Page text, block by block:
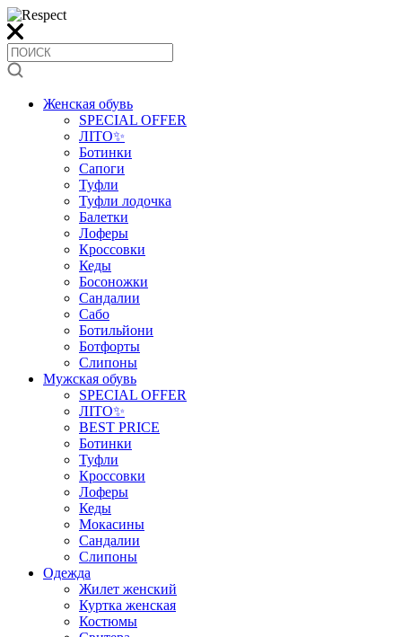
Женская обувь
SPECIAL OFFER
ЛІТО✨
Ботинки
Сапоги
Туфли
Туфли лодочка
Балетки
Лоферы
Кроссовки
Кеды
Босоножки
Сандалии
Сабо
Ботильйони
Ботфорты
Слипоны
Мужская обувь
SPECIAL OFFER
ЛІТО✨
BEST PRICE
Ботинки
Туфли
Кроссовки
Лоферы
Кеды
Мокасины
Сандалии
Слипоны
Одежда
Жилет женский
Куртка женская
Костюмы